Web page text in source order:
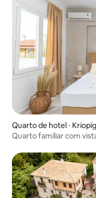
Quarto de hotel ⋅
Quarto familiar com